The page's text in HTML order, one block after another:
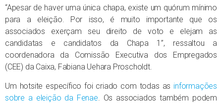
“Apesar de haver uma única chapa, existe um quórum mínimo
para a eleição. Por isso, é muito importante que os
associados exerçam seu direito de voto e elejam as
candidatas e candidatos da Chapa 1”, ressaltou a
coordenadora da Comissão Executiva dos Empregados
(CEE) da Caixa, Fabiana Uehara Proscholdt.
Um hotsite específico foi criado com todas as informações
sobre a eleição da Fenae . Os associados também podem